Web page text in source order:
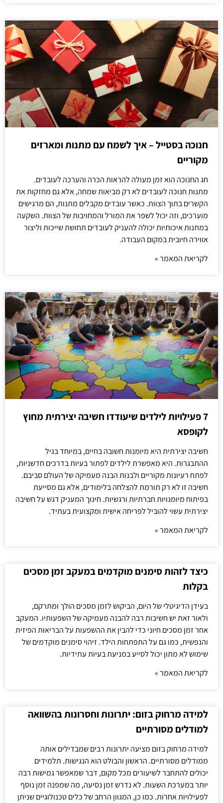
חנוכה בסטייל – איך לשמח עם מתנות ומארזים
מקוריים
חג החנוכה הוא זמן מעולה להראות הכרה והערכה לעובדים.
מתנות חנוכה לעובדים לא רק מביאות שמחה, אלא גם מחזקות את
הקשרים בתוך הצוות. כאשר עובדים מקבלים מתנות, הם מרגישים
מוערכים, וזה יכול לשפר את המורל והמחויבות של הצוות. השקעה
במתנות איכותיות יכולה להעניק לעובדים תחושת שייכות וליצור
אווירה חיובית במקום העבודה.
לקריאת המאמר »
7 פעילויות לילדים שיעודדו חשיבה יצירתית מחוץ
לקופסא
חשיבה יצירתית היא מיומנות חשובה בחיים, במיוחד בגיל
ההתבגרות. היא מאפשרת לילדים לפתור בעיות בדרכים חדשניות,
לפתח רעיונות מקוריים ולבנות הבנה מעמיקה של העולם סביבם.
חשיבה זו לא רק תורמת להצלחה בלימודים, אלא גם מסייעת
בפיתוח מיומנויות חברתיות ורגשיות. חינוך המעניק דגש על חשיבה
יצירתית עשוי להוביל לפריחה אישית ומקצועית בעתיד.
לקריאת המאמר »
כיצד לזהות סימנים מוקדמים במעקב זמן מסכים
בקלות
בעידן הדיגיטלי של היום, הביקוש לזמן מסכים הולך ומתרקם,
ולאור זאת יש חשיבות רבה להבנה מעמיקה של השפעותיו. המעקב
אחר זמן מסכים חיוני כדי להבין את ההשפעות על הבריאות הפיזית
והנפשית, כמו גם על התפתחות הילד. זיהוי סימנים מוקדמים של
שימוש לא מתון יכול לסייע במניעת בעיות עתידיות.
לקריאת המאמר »
למידה מרחוק בזום: יתרונות וחסרונות בהשוואה
למודלים מסורתיים
למידה מרחוק בזום מציעה יתרונות רבים שמבדילים אותה
ממודלים מסורתיים. הראשון והבולט הוא הנגישות. תלמידים
יכולים להתחבר לשיעורים מכל מקום, דבר שמאפשר גמישות רבה
יותר במערכת השעות. לא נדרש זמן נסיעה, מה שמפנה זמן נוסף
לפעילויות אחרות. כמו כן, המגוון הרחב של כלים טכנולוגיים שניתן